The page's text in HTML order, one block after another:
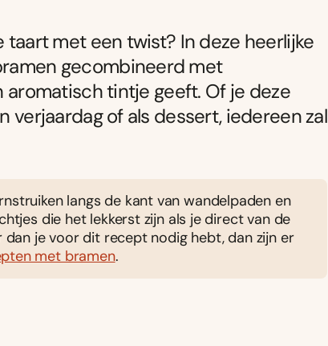
taart met een twist? In deze heerlijke
gecombineerd met
aromatisch tintje geeft. Of je deze
verjaardag of als dessert, iedereen zal
langs de kant van wandelpaden en
die het lekkerst zijn als je direct van de
dan je voor dit recept nodig hebt, dan zijn er
met bramen.